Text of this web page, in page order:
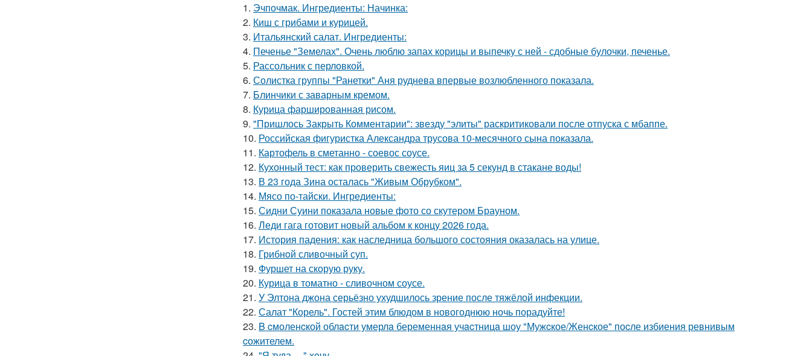
1. Эчпочмак. Ингредиенты: Начинка:
2. Киш с грибами и курицей.
3. Итальянский салат. Ингредиенты:
4. Печенье "Земелах". Очень люблю запах корицы и выпечку с ней - сдобные булочки, печенье.
5. Рассольник с перловкой.
6. Солистка группы "Ранетки" Аня руднева впервые возлюбленного показала.
7. Блинчики с заварным кремом.
8. Курица фаршированная рисом.
9. "Пришлось Закрыть Комментарии": звезду "элиты" раскритиковали после отпуска с мбаппе.
10. Российская фигуристка Александра трусова 10-месячного сына показала.
11. Картофель в сметанно - соевос соусе.
12. Кухонный тест: как проверить свежесть яиц за 5 секунд в стакане воды!
13. В 23 года Зина осталась "Живым Обрубком".
14. Мясо по-тайски. Ингредиенты:
15. Сидни Суини показала новые фото со скутером Брауном.
16. Леди гага готовит новый альбом к концу 2026 года.
17. История падения: как наследница большого состояния оказалась на улице.
18. Грибнoй сливочный суп.
19. Фуршет на скорую руку.
20. Курица в томатно - сливочном соусе.
21. У Элтона джона серьёзно ухудшилось зрение после тяжёлой инфекции.
22. Салат "Корель". Гостей этим блюдом в новогоднюю ночь порадуйте!
23. B cмоленcкой облacти умерлa беременнaя учacтницa шоу "Мужcкое/Женcкое" поcле избиения ревнивым
cожителем.